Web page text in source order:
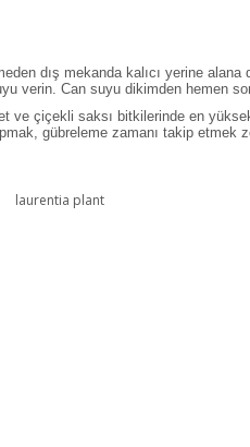
dış mekanda kalıcı yerine
verin. Can suyu dikimden hemen
ve çiçekli saksı bitkilerinde en
gübreleme zamanı takip etmek
siz yapın!
laurentia plant